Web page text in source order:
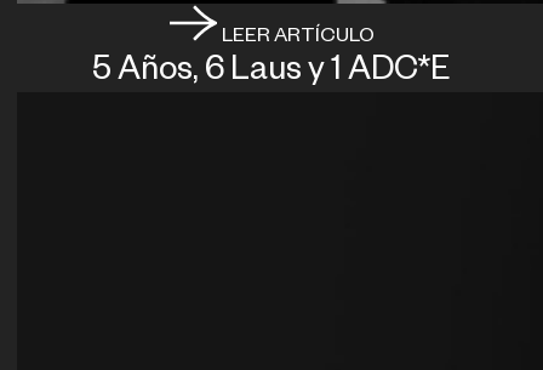
LEER ARTÍCULO
5 Años, 6 Laus y 1 ADC*E